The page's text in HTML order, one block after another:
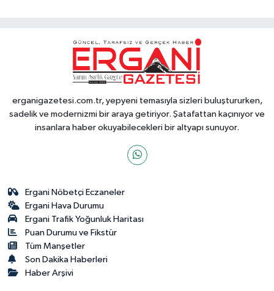
erganigazetesi.com.tr, yepyeni temasıyla sizleri buluştururken,
sadelik ve modernizmi bir araya getiriyor. Şatafattan kaçınıyor ve
insanlara haber okuyabilecekleri bir altyapı sunuyor.
Ergani Nöbetçi Eczaneler
Ergani Hava Durumu
Ergani Trafik Yoğunluk Haritası
Puan Durumu ve Fikstür
Tüm Manşetler
Son Dakika Haberleri
Haber Arşivi